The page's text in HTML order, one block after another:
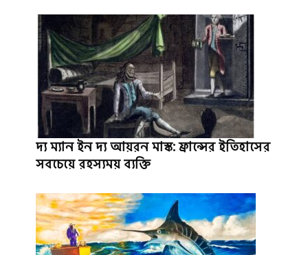
দ্য ম্যান ইন দ্য আয়রন মাস্ক: ফ্রান্সের ইতিহাসের
সবচেয়ে রহস্যময় ব্যক্তি